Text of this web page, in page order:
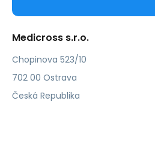
Medicross s.r.o.
Chopinova 523/10
702 00 Ostrava
Česká Republika